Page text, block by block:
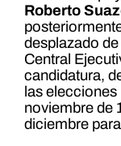
Roberto
desplazado
Central
candidatura,
las elecciones
noviembre de
diciembre